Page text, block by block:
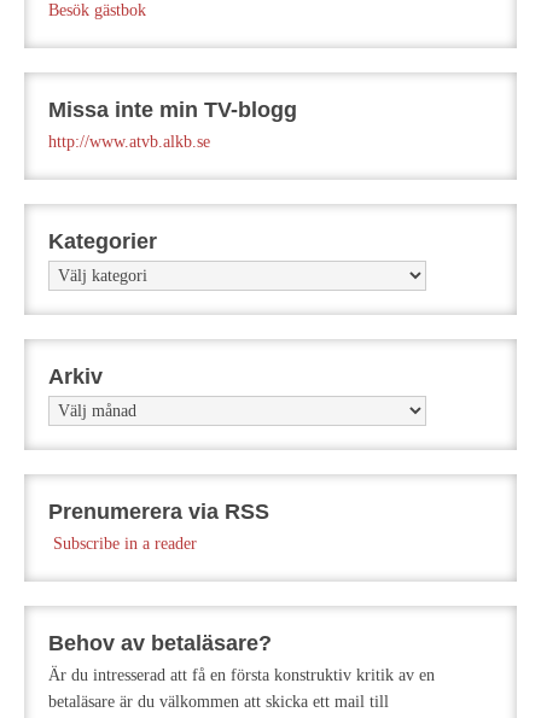
Besök gästbok
Missa inte min TV-blogg
http://www.atvb.alkb.se
Kategorier
Kategorier
Arkiv
Arkiv
Prenumerera via RSS
Subscribe in a reader
Behov av betaläsare?
Är du intresserad att få en första konstruktiv kritik av en
betaläsare är du välkommen att skicka ett mail till